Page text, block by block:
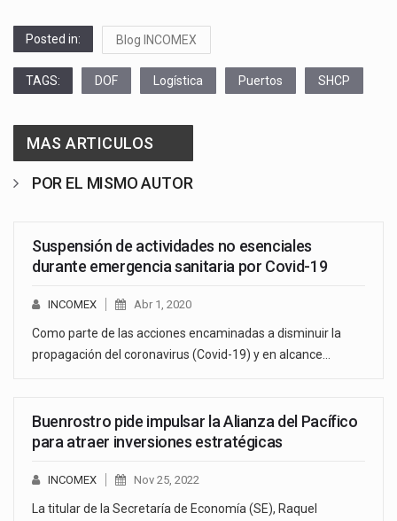
Posted in: Blog INCOMEX
TAGS: DOF Logística Puertos SHCP
MAS ARTICULOS
POR EL MISMO AUTOR
Suspensión de actividades no esenciales
durante emergencia sanitaria por Covid-19
INCOMEX Abr 1, 2020
Como parte de las acciones encaminadas a disminuir la
propagación del coronavirus (Covid-19) y en alcance…
Buenrostro pide impulsar la Alianza del Pacífico
para atraer inversiones estratégicas
INCOMEX Nov 25, 2022
La titular de la Secretaría de Economía (SE), Raquel